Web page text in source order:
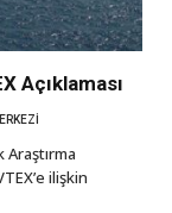
Açıklaması
Araştırma
ilişkin